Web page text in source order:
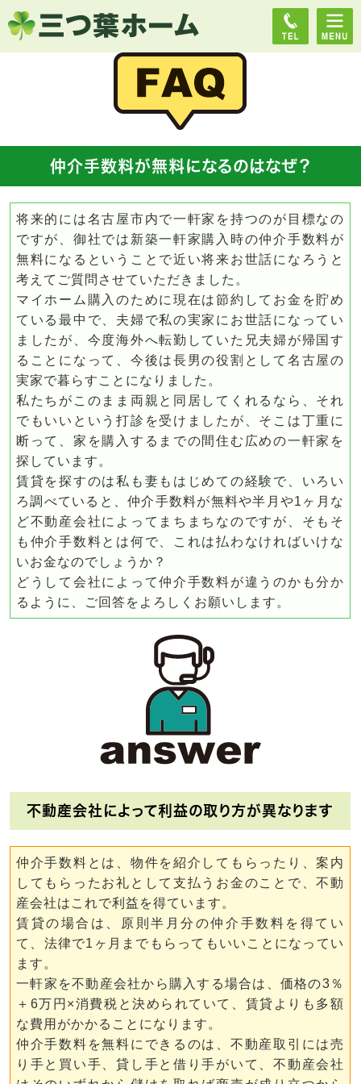
仲介手数料が無料になるのはなぜ？
将来的には名古屋市内で一軒家を持つのが目標なの
ですが、御社では新築一軒家購入時の仲介手数料が
無料になるということで近い将来お世話になろうと
考えてご質問させていただきました。
マイホーム購入のために現在は節約してお金を貯め
ている最中で、夫婦で私の実家にお世話になってい
ましたが、今度海外へ転勤していた兄夫婦が帰国す
ることになって、今後は長男の役割として名古屋の
実家で暮らすことになりました。
私たちがこのまま両親と同居してくれるなら、それ
でもいいという打診を受けましたが、そこは丁重に
断って、家を購入するまでの間住む広めの一軒家を
探しています。
賃貸を探すのは私も妻もはじめての経験で、いろい
ろ調べていると、仲介手数料が無料や半月や1ヶ月な
ど不動産会社によってまちまちなのですが、そもそ
も仲介手数料とは何で、これは払わなければいけな
いお金なのでしょうか？
どうして会社によって仲介手数料が違うのかも分か
るように、ご回答をよろしくお願いします。
不動産会社によって利益の取り方が異なります
仲介手数料とは、物件を紹介してもらったり、案内
してもらったお礼として支払うお金のことで、不動
産会社はこれで利益を得ています。
賃貸の場合は、原則半月分の仲介手数料を得てい
て、法律で1ヶ月までもらってもいいことになってい
ます。
一軒家を不動産会社から購入する場合は、価格の3％
＋6万円×消費税と決められていて、賃貸よりも多額
な費用がかかることになります。
仲介手数料を無料にできるのは、不動産取引には売
り手と買い手、貸し手と借り手がいて、不動産会社